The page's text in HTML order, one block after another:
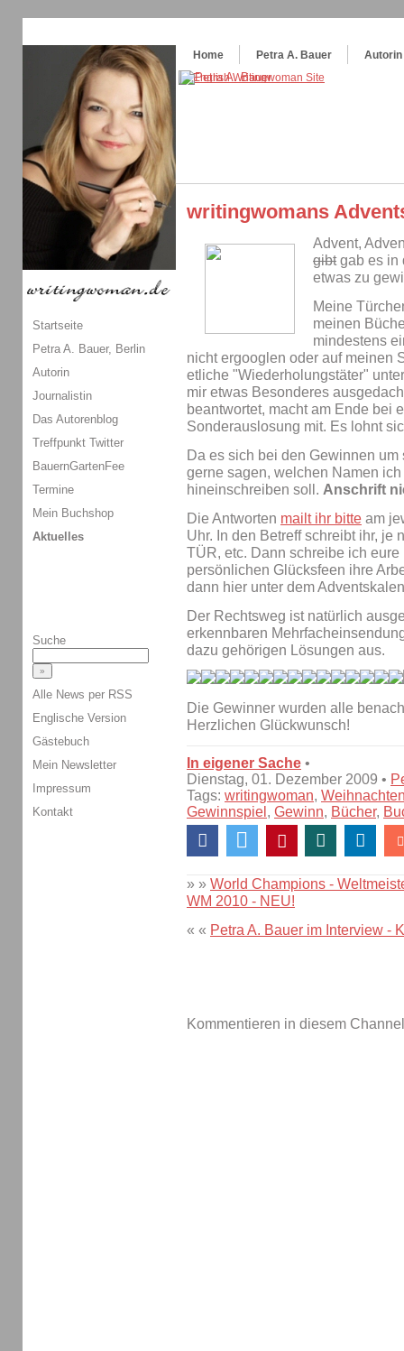
Home
Petra A. Bauer Autorin
writingwomans
Advent,
gibtgab es in
etwas zu
Meine
meinen
mindestens
nicht ergooglen oder auf meinen
etliche "Wiederholungstäter"
mir etwas Besonderes
beantwortet, macht am Ende bei
Sonderauslosung mit. Es lohnt
Da es sich bei den Gewinnen
gerne sagen, welchen Namen
hineinschreiben soll. Anschrift
Die Antworten mailt ihr bitte am
Uhr. In den Betreff schreibt ihr,
TÜR, etc. Dann schreibe ich
persönlichen Glücksfeen ihre
dann hier unter dem
Der Rechtsweg ist natürlich
erkennbaren
dazu gehörigen Lösungen aus.
Die Gewinner wurden alle
Herzlichen Glückwunsch!
In eigener Sache •
Dienstag, 01. Dezember 2009 •
Tags: writingwoman,
Gewinnspiel , Gewinn, Bücher,
» » World Champions -
WM 2010 - NEU!
« « Petra A. Bauer im Interview -
Kommentieren in diesem
Startseite
Petra A. Bauer, Berlin
Autorin
Journalistin
Das Autorenblog
Treffpunkt Twitter
BauernGartenFee
Termine
Mein Buchshop
Aktuelles
Suche
Alle News per RSS
Englische Version
Gästebuch
Mein Newsletter
Impressum
Kontakt